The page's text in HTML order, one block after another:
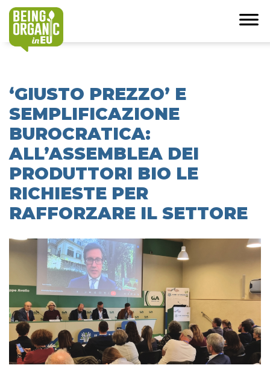
‘GIUSTO PREZZO’ E
SEMPLIFICAZIONE
BUROCRATICA:
ALL’ASSEMBLEA DEI
PRODUTTORI BIO LE
RICHIESTE PER
RAFFORZARE IL SETTORE